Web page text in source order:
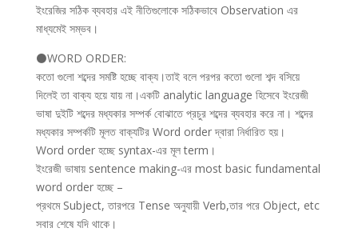
ইংরেজির সঠিক ব্যবহার এই নীতিগুলোকে সঠিকভাবে Observation এর
মাধ্যমেই সম্ভব।
⚫WORD ORDER:
কতো গুলো শব্দের সমষ্টি হচ্ছে বাক্য।তাই বলে পরপর কতো গুলো শব্দ বসিয়ে
দিলেই তা বাক্য হয়ে যায় না।একটি analytic language হিসেবে ইংরেজী
ভাষা দুইটি শব্দের মধ্যকার সম্পর্ক বোঝাতে প্রচুর শব্দের ব্যবহার করে না। শব্দের
মধ্যকার সম্পর্কটি মূলত বাক্যটির Word order দ্বারা নির্ধারিত হয়।
Word order হচ্ছে syntax-এর মূল term।
ইংরেজী ভাষায় sentence making-এর most basic fundamental
word order হচ্ছে –
প্রথমে Subject, তারপরে Tense অনুযায়ী Verb,তার পরে Object, etc
সবার শেষে যদি থাকে।